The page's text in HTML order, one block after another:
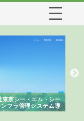
東京シー・エム・シー
ンフラ管理システム導
ト